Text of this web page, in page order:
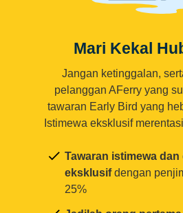
Mari Kekal
Jangan ketinggalan,
pelanggan AFerry yang
tawaran Early Bird yang
Istimewa eksklusif
Tawaran istimewa
eksklusifdengan
25%